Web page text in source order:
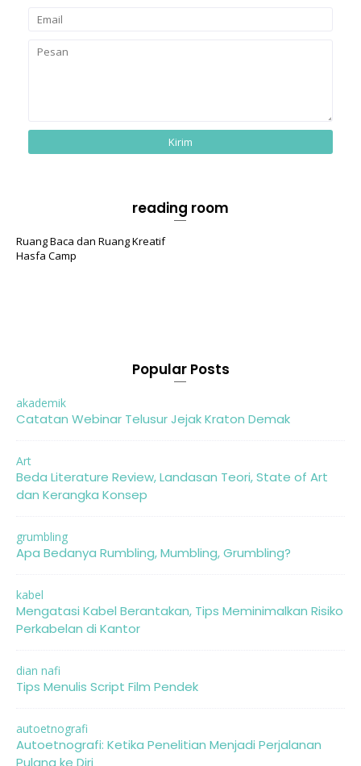
reading room
Ruang Baca dan Ruang Kreatif
Hasfa Camp
Popular Posts
akademik
Catatan Webinar Telusur Jejak Kraton Demak
Art
Beda Literature Review, Landasan Teori, State of Art
dan Kerangka Konsep
grumbling
Apa Bedanya Rumbling, Mumbling, Grumbling?
kabel
Mengatasi Kabel Berantakan, Tips Meminimalkan Risiko
Perkabelan di Kantor
dian nafi
Tips Menulis Script Film Pendek
autoetnografi
Autoetnografi: Ketika Penelitian Menjadi Perjalanan
Pulang ke Diri